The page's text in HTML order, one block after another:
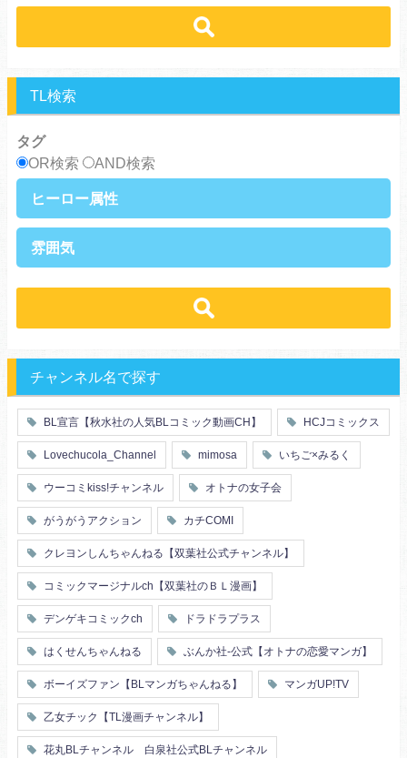
ヤンキー攻め
黒髪受け
シリアス
TL検索
タグ
OR検索
AND検索
ヒーロー属性
王族・貴族
俺様
エリート・ハイスぺ
芸能人
王子様
ヤンキー・不良
人外
富豪
同期
店長・店員
先生
幼馴染
漫画家・作家
ヤンキー
雰囲気
禁断・背徳
ロマンス
三角関係
セフレ
初体験
調教
花嫁
義兄弟姉妹
初恋
スーツ
片思い
短編
人妻
主従関係
婚約者
不器用
秘密の関係
ol
甘エロ
フェチ
メイド
恋人
泥酔
絶倫
複数プレイ
催眠
友情・仲間
浴衣・和服
チャンネル名で探す
BL宣言【秋水社の人気BLコミック動画CH】 HCJコミックス
Lovechucola_Channel mimosa いちご×みるく
ウーコミkiss!チャンネル オトナの女子会
がうがうアクション カチCOMI
クレヨンしんちゃんねる【双葉社公式チャンネル】
コミックマージナルch【双葉社のＢＬ漫画】
デンゲキコミックch ドラドラプラス
はくせんちゃんねる ぶんか社-公式【オトナの恋愛マンガ】
ボーイズファン【BLマンガちゃんねる】 マンガUP!TV
乙女チック【TL漫画チャンネル】
花丸BLチャンネル 白泉社公式BLチャンネル